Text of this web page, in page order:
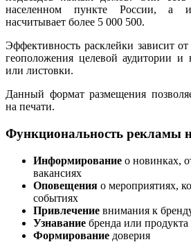
населенном пункте России, а
насчитывает более 5 000 500.
Эффективность расклейки зависит
геоположения целевой аудитории и
или листовки.
Данный формат размещения
на печати.
Функциональность рекламы
Информирование о новинках,
вакансиях
Оповещения о мероприятиях,
событиях
Привлечение внимания к
Узнавание бренда или продукта
Формирование доверия